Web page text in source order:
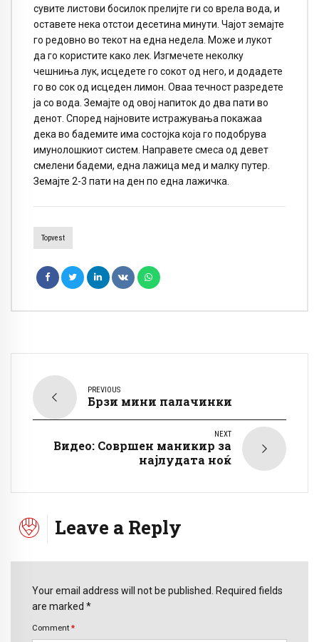
сувите листови босилок прелијте ги со врела вода, и
оставете нека отстои десетина минути. Чајот земајте
го редовно во текот на една недела. Може и лукот
да го користите како лек. Изгмечете неколку
чешниња лук, исцедете го сокот од него, и додадете
го во сок од исцеден лимон. Оваа течност разредете
ја со вода. Земајте од овој напиток до два пати во
денот. Според најновите истражувања покажаа
дека во бадемите има состојка која го подобрува
имунолошкиот систем. Направете смеса од девет
смелени бадеми, една лажица мед и малку путер.
Земајте 2-3 пати на ден по една лажичка.
Topvest
PREVIOUS
Брзи мини палачинки
NEXT
Видео: Совршен маникир за
најлудата ноќ
Leave a Reply
Your email address will not be published. Required fields
are marked *
Comment *